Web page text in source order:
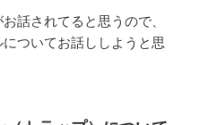
話されてると思うので、
ついてお話ししようと思